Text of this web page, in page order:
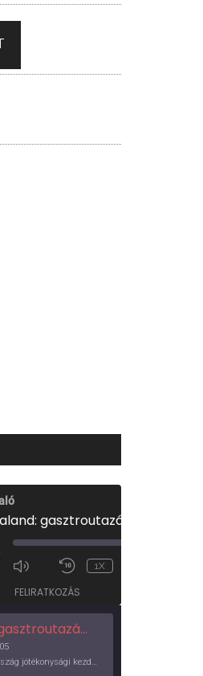
1X
FELIRATKOZÁS
a föld körül
Az UNICEF Magyarország jótékonysági kezdeményezése izgalmas, egész éves világkörüli ízutazásra hív, igazi családi program és gasztroedukáció, illetve segítség a rászorulóknak is egyben.